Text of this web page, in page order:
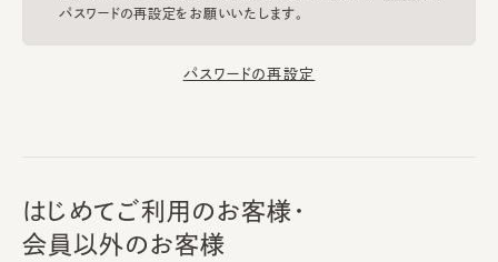
パスワードの再設定をお願いいたします。
パスワードの再設定
はじめてご利用のお客様・
会員以外のお客様